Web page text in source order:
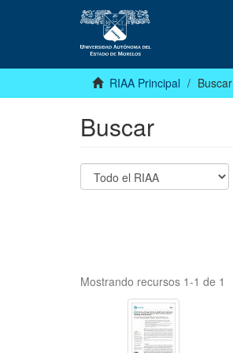
RIAA Principal Buscar
Buscar
Mostrando recursos 1-1 de 1